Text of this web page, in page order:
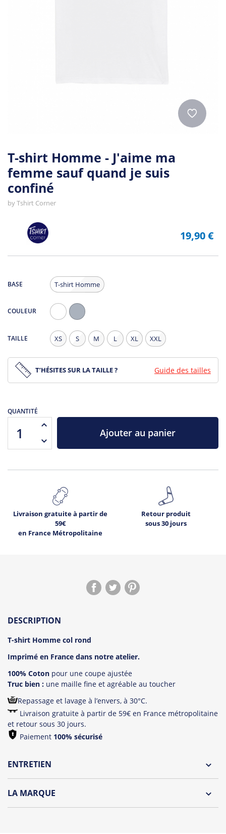
T-shirt Homme - J'aime ma
femme sauf quand je suis
confiné
byTshirt Corner
19,90 €
BASE T-shirt Homme
COULEUR
Chiné
TAILLE XS S M L XL XXL
T’HÉSITES SUR LA TAILLE ? Guide des tailles
QUANTITÉ
Ajouter au panier
Livraison gratuite à partir de
59€
en France Métropolitaine
Retour produit
sous 30 jours
DESCRIPTION
T-shirt Homme col rond
Imprimé en France dans notre atelier.
100% Coton pour une coupe ajustée
Truc bien : une maille fine et agréable au toucher
Repassage et lavage à l’envers, à 30°C.
Livraison gratuite à partir de 59€ en France métropolitaine
et retour sous 30 jours.
Paiement 100% sécurisé
ENTRETIEN
LA MARQUE